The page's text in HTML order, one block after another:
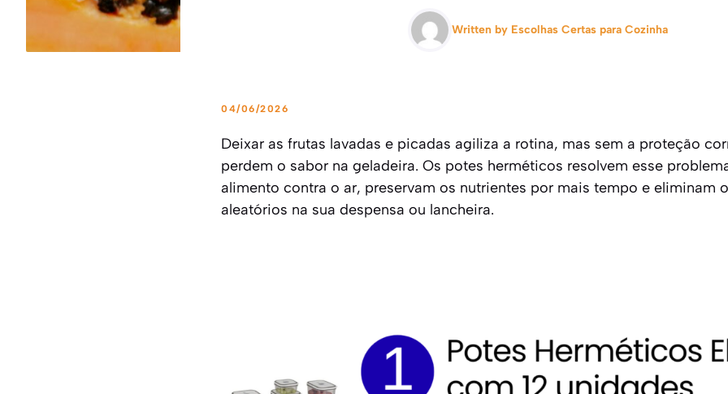
Written by Escolhas Certas para Cozinha
04/06/2026
Deixar as frutas lavadas e picadas agiliza a rotina, mas sem a proteção
perdem o sabor na geladeira. Os potes herméticos resolvem esse
alimento contra o ar, preservam os nutrientes por mais tempo e eliminam
aleatórios na sua despensa ou lancheira.